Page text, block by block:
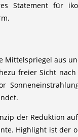
Statement für
Mittelspriegel aus
freier Sicht
der Reduktion
Highlight ist der